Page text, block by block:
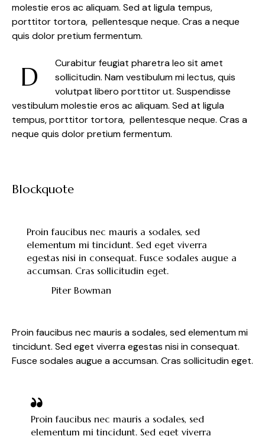
molestie eros ac aliquam. Sed at ligula tempus,
porttitor tortora, pellentesque neque. Cras a neque
quis dolor pretium fermentum.
D
Curabitur feugiat pharetra leo sit amet
sollicitudin. Nam vestibulum mi lectus, quis
volutpat libero porttitor ut. Suspendisse
vestibulum molestie eros ac aliquam. Sed at ligula
tempus, porttitor tortora, pellentesque neque. Cras a
neque quis dolor pretium fermentum.
Blockquote
Proin faucibus nec mauris a sodales, sed
elementum mi tincidunt. Sed eget viverra
egestas nisi in consequat. Fusce sodales augue a
accumsan. Cras sollicitudin eget.
Piter Bowman
Proin faucibus nec mauris a sodales, sed elementum mi
tincidunt. Sed eget viverra egestas nisi in consequat.
Fusce sodales augue a accumsan. Cras sollicitudin eget.
Proin faucibus nec mauris a sodales, sed
elementum mi tincidunt. Sed eget viverra